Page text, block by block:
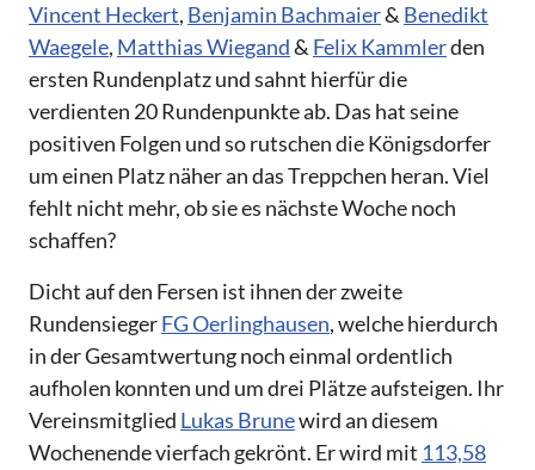
Vincent Heckert, Benjamin Bachmaier& Benedikt
Waegele, Matthias Wiegand& Felix Kammlerden
ersten Rundenplatz und sahnt hierfür die
verdienten 20 Rundenpunkte ab. Das hat seine
positiven Folgen und so rutschen die Königsdorfer
um einen Platz näher an das Treppchen heran. Viel
fehlt nicht mehr, ob sie es nächste Woche noch
schaffen?
Dicht auf den Fersen ist ihnen der zweite
RundensiegerFG Oerlinghausen, welche hierdurch
in der Gesamtwertung noch einmal ordentlich
aufholen konnten und um drei Plätze aufsteigen. Ihr
Vereinsmitglied Lukas Brunewird an diesem
Wochenende vierfach gekrönt. Er wird mit 113,58